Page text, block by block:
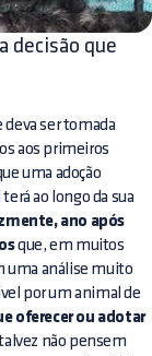
decisão que
deva ser tomada
aos primeiros
uma adoção
ao longo da sua
ano após
que, em muitos
uma análise muito
por um animal de
oferecer ou adotar
não pensem